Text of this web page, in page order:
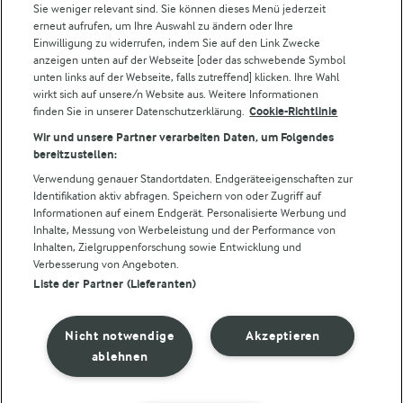
Folge uns!
© Arla Foods amba 2026
Cookie Wahl wieder öffnen
Datenschutzbestimmungen
Nutzerbedingungen
Impressum
Sie weniger relevant sind. Sie können dieses Menü jederzeit
erneut aufrufen, um Ihre Auswahl zu ändern oder Ihre
Einwilligung zu widerrufen, indem Sie auf den Link Zwecke
anzeigen unten auf der Webseite [oder das schwebende Symbol
unten links auf der Webseite, falls zutreffend] klicken. Ihre Wahl
wirkt sich auf unsere/n Website aus. Weitere Informationen
finden Sie in unserer Datenschutzerklärung. Cookie-Richtlinie
Wir und unsere Partner verarbeiten Daten, um Folgendes
bereitzustellen:
Verwendung genauer Standortdaten. Endgeräteeigenschaften zur
Identifikation aktiv abfragen. Speichern von oder Zugriff auf
Informationen auf einem Endgerät. Personalisierte Werbung und
Inhalte, Messung von Werbeleistung und der Performance von
Inhalten, Zielgruppenforschung sowie Entwicklung und
Verbesserung von Angeboten.
Liste der Partner (Lieferanten)
Akzeptieren
Nicht notwendige
ablehnen